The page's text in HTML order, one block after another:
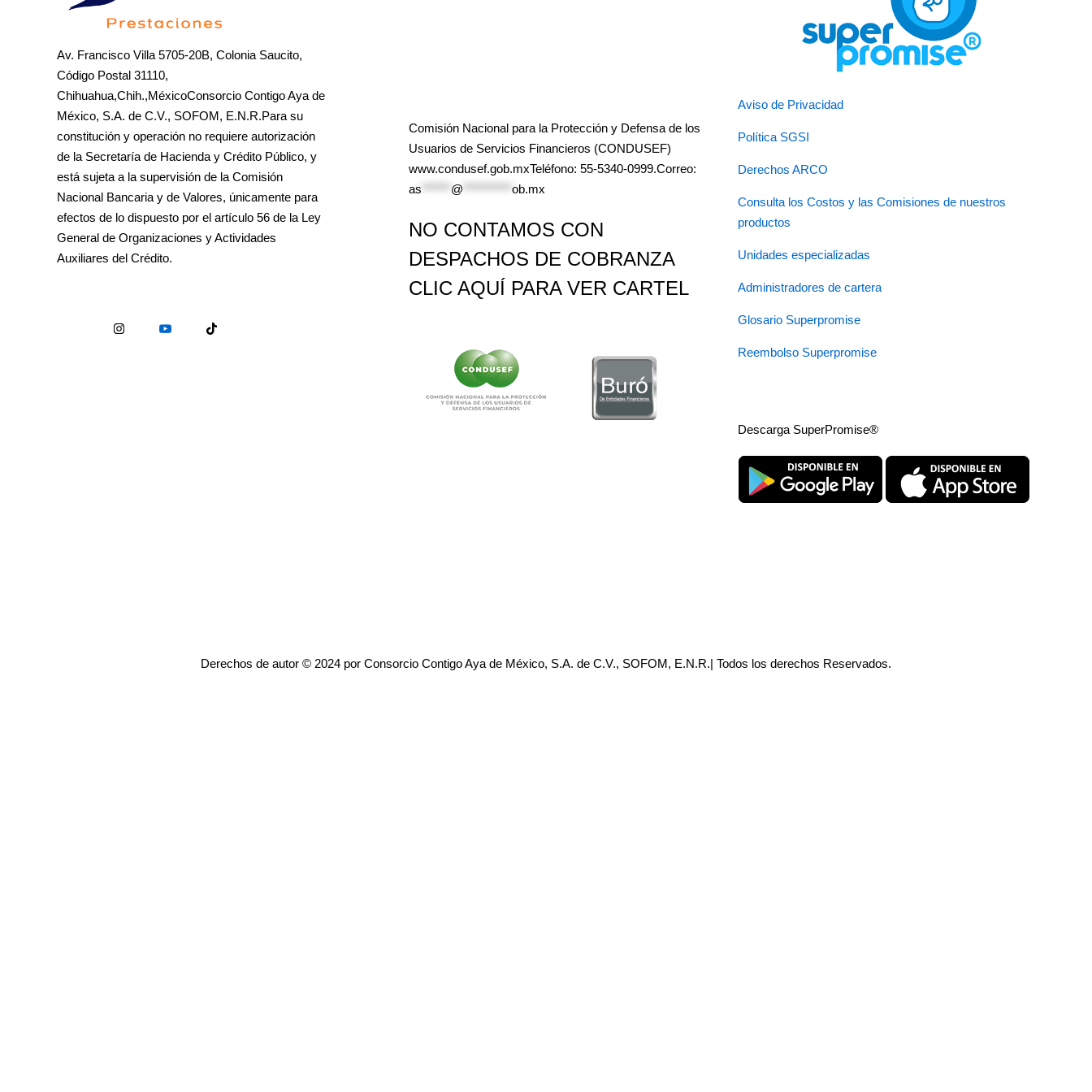
Av. Francisco Villa 5705-20B, Colonia Saucito,
Código Postal 31110,
Chihuahua,Chih.,MéxicoConsorcio Contigo Aya de
México, S.A. de C.V., SOFOM, E.N.R.Para su
constitución y operación no requiere autorización
de la Secretaría de Hacienda y Crédito Público, y
está sujeta a la supervisión de la Comisión
Nacional Bancaria y de Valores, únicamente para
efectos de lo dispuesto por el artículo 56 de la Ley
General de Organizaciones y Actividades
Auxiliares del Crédito.
Comisión Nacional para la Protección y Defensa de los
Usuarios de Servicios Financieros (CONDUSEF)
www.condusef.gob.mxTeléfono: 55-5340-0999.Correo:
as
@ ob.mx
NO CONTAMOS CON
DESPACHOS DE COBRANZA
CLIC AQUÍ PARA VER CARTEL
Aviso de Privacidad
Política SGSI
Derechos ARCO
Consulta los Costos y las Comisiones de nuestros
productos
Unidades especializadas
Administradores de cartera
Glosario Superpromise
Reembolso Superpromise
Descarga SuperPromise®
Derechos de autor © 2024 por Consorcio Contigo Aya de México, S.A. de C.V., SOFOM, E.N.R.| Todos los derechos Reservados.